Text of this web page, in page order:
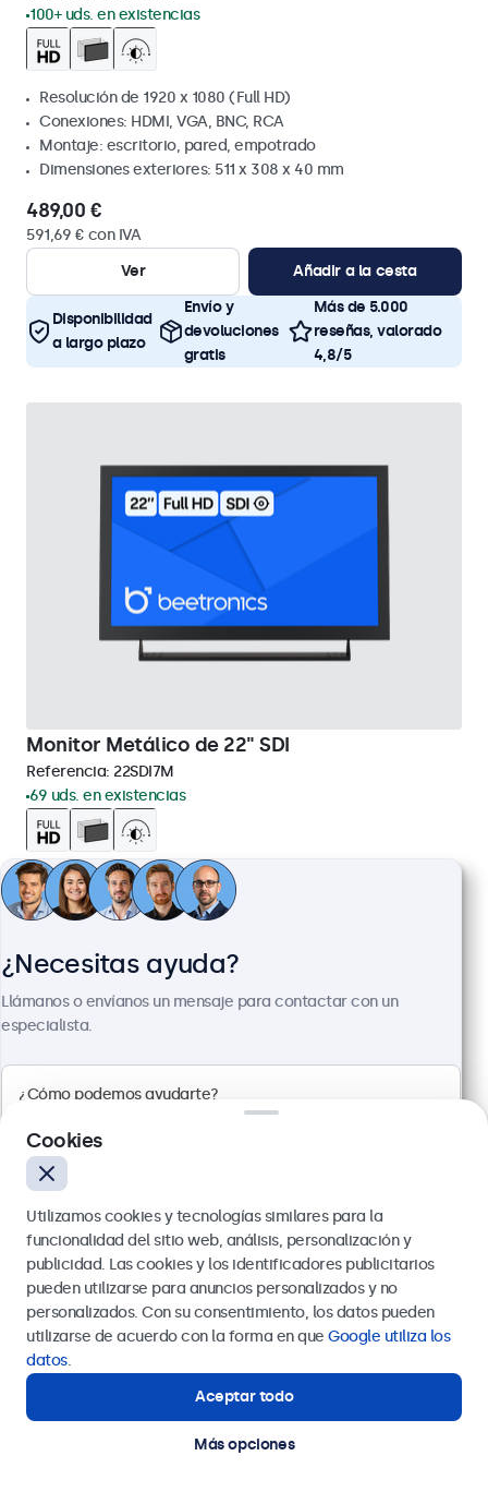
100+ uds. en existencias
Resolución de 1920 x 1080 (Full HD)
Conexiones: HDMI, VGA, BNC, RCA
Montaje: escritorio, pared, empotrado
Dimensiones exteriores: 511 x 308 x 40 mm
489,00 €
591,69 € con IVA
Ver
Añadir a la cesta
Disponibilidad
a largo plazo
Envío y
devoluciones
gratis
Más de 5.000
reseñas, valorado
4,8/5
Monitor Metálico de 22" SDI
Referencia: 22SDI7M
69 uds. en existencias
Resolución: 1920 x 1080 (Full HD)
Conexiones: HDMI (entrada y salida) y SDI (2x entrada y 2x
salida)
Montaje empotrado, en pared y en escritorio
Dimensiones exteriores: 511 x 309 x 43 mm
799,00 €
Monitor Metálico de 24"
¿Necesitas ayuda?
Llámanos o envíanos un mensaje para contactar con un
especialista.
Enviar
Estamos aquí para ayudarte.
Cookies
Utilizamos cookies y tecnologías similares para la
funcionalidad del sitio web, análisis, personalización y
publicidad. Las cookies y los identificadores publicitarios
pueden utilizarse para anuncios personalizados y no
personalizados. Con su consentimiento, los datos pueden
utilizarse de acuerdo con la forma en que Google utiliza los
datos.
Aceptar todo
Más opciones